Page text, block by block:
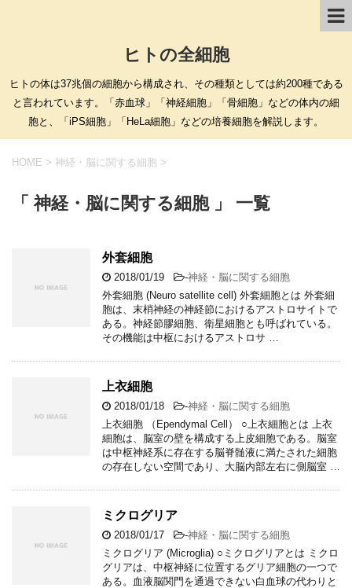
ヒトの全細胞
ヒトの体は37兆個の細胞から構成され、その種類としては約200種である
と言われています。「赤血球」「神経細胞」「骨細胞」などの体内の細
胞と、「iPS細胞」「HeLa細胞」などの培養細胞を解説します。
HOME > 神経・脳に関する細胞 >
「 神経・脳に関する細胞 」 一覧
外套細胞
2018/01/19 -神経・脳に関する細胞
外套細胞 (Neuro satellite cell) 外套細胞とは 外套細
胞は、末梢神経の神経節におけるアストロサイトで
ある。神経節膠細胞、衛星細胞とも呼ばれている。
その機能は中枢におけるアストロサ …
上衣細胞
2018/01/18 -神経・脳に関する細胞
上衣細胞 （Ependymal Cell） ○上衣細胞とは 上衣
細胞は、脳室の壁を構成する上皮細胞である。脳室
は中枢神経系に存在する脳脊髄液に満たされた細胞
の存在しない空間であり、大脳内部左右に側脳室 …
ミクログリア
2018/01/17 -神経・脳に関する細胞
ミクログリア (Microglia) ○ミクログリアとは ミクロ
グリアは、中枢神経に位置するグリア細胞の一つで
ある。血液脳関門を通過できない白血球の代わりと